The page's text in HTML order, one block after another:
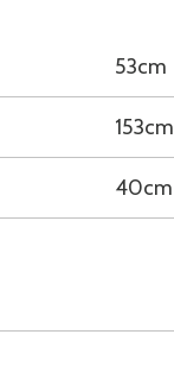
53cm
153cm
40cm